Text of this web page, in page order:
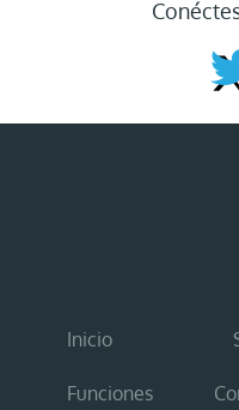
Inicio
Funciones